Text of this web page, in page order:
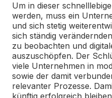
Um in dieser
werden, muss ein
und sich stetig
sich ständig
zu beobachten und
auszuschöpfen. Der
viele Unternehmen in
sowie der damit
relevanter Prozesse.